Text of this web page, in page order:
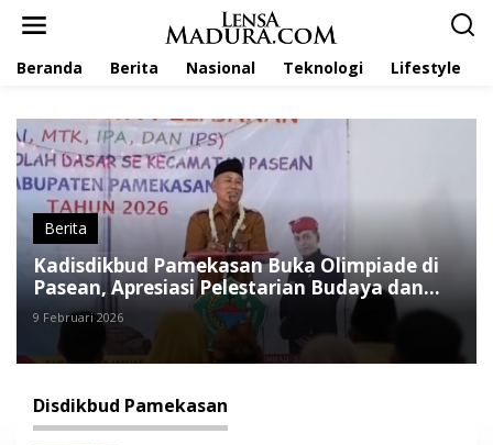
Beranda Berita Nasional Teknologi Lifestyle
Berita
Kadisdikbud Pamekasan Buka Olimpiade di
Pasean, Apresiasi Pelestarian Budaya dan
Inovasi Digital
9 Februari 2026
Disdikbud Pamekasan